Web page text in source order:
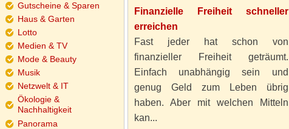
Finanzielle Freiheit schneller
erreichen
Fast jeder hat schon von
finanzieller Freiheit geträumt.
Einfach unabhängig sein und
genug Geld zum Leben übrig
haben. Aber mit welchen Mitteln
kan...
Gutscheine & Sparen
Haus & Garten
Lotto
Medien & TV
Mode & Beauty
Musik
Netzwelt & IT
Ökologie &
Nachhaltigkeit
Panorama